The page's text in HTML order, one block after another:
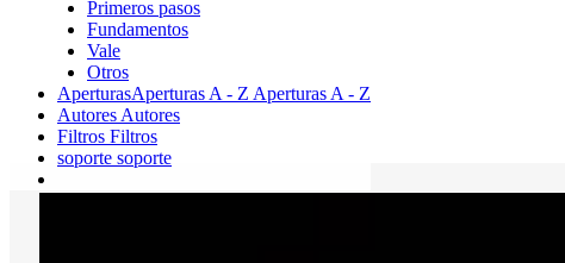
Primeros pasos
Fundamentos
Vale
Otros
AperturasAperturas A - Z Aperturas A - Z
Autores Autores
Filtros Filtros
soporte soporte